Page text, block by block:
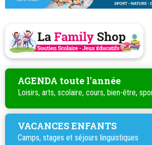
AGENDA toute l'année
Loisirs, arts, scolaire, cours, bien-être,
VACANCES ENFANTS
Camps, stages et séjours linguistiques